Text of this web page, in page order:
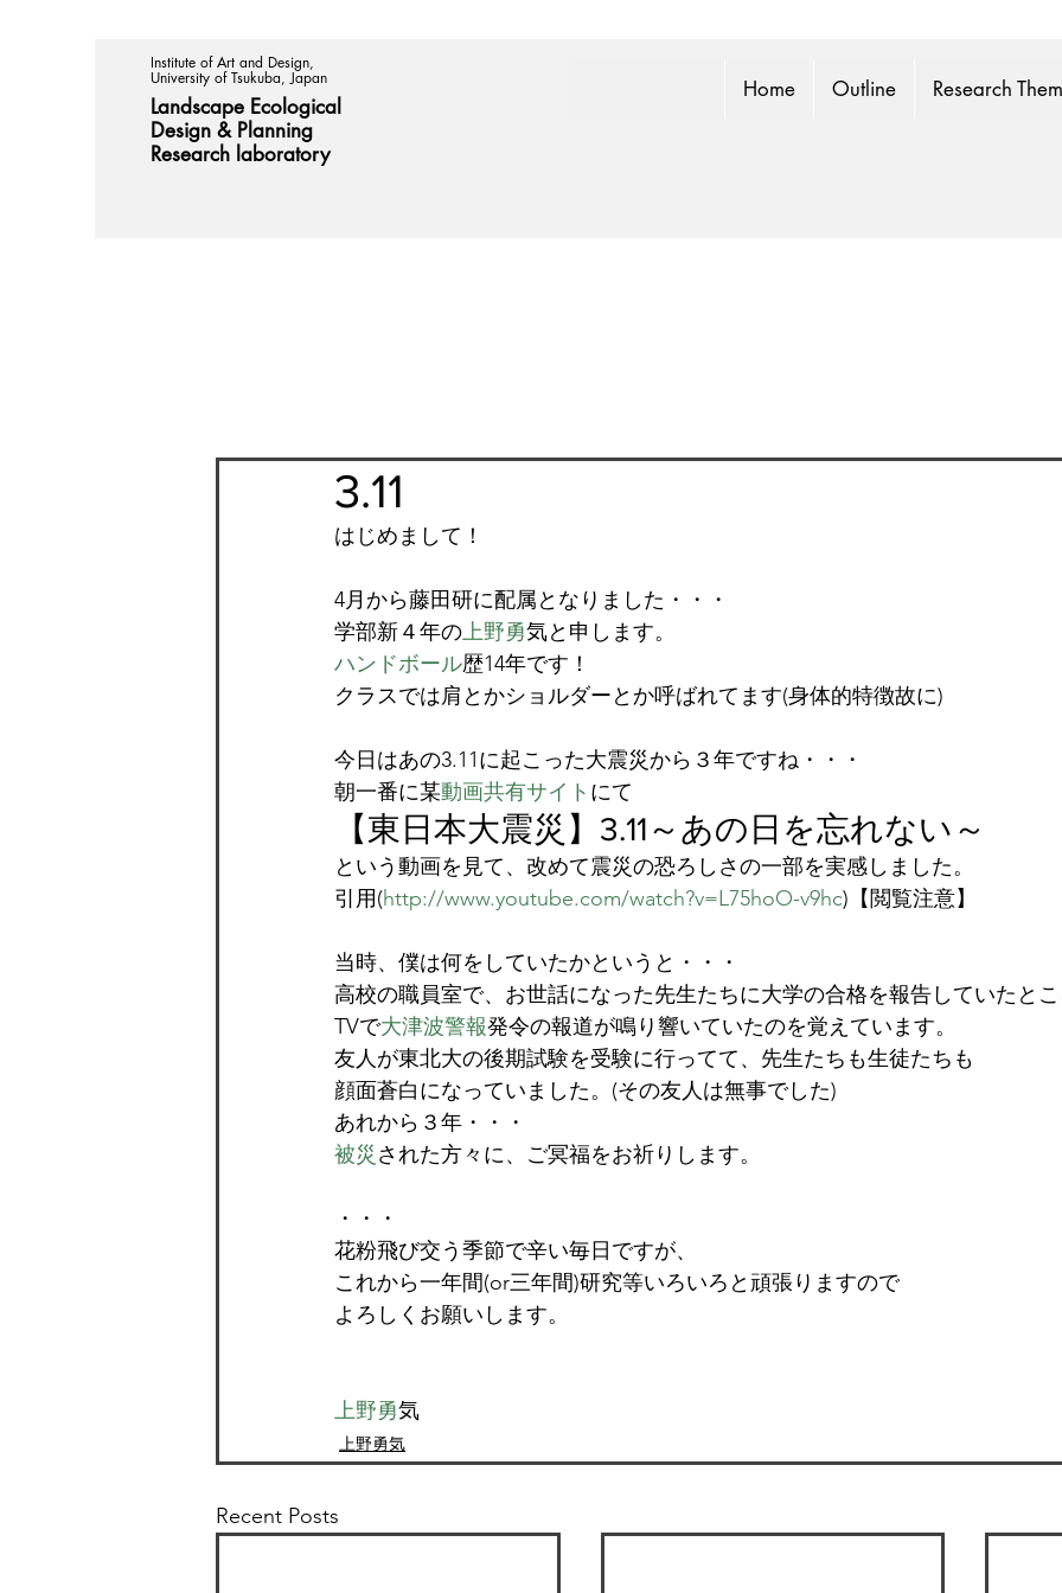
Institute of Art and Design,
University of Tsukuba, Japan
Landscape Ecological
Design & Planning
Research laboratory
Home Outline Research
3.11
はじめまして！
4月から藤田研に配属となりました・・・
学部新４年の上野勇気と申します。
ハンドボール歴14年です！
クラスでは肩とかショルダーとか呼ばれてます(身体的特徴故に)
今日はあの3.11に起こった大震災から３年ですね・・・
朝一番に某動画共有サイト にて
【東日本大震災 】3.11～あの日を忘れない～
という動画を見て、改めて震災の恐ろしさの一部を実感しました。
引用(http://www.youtube.com/watch?v=L75hoO-v9hc)【閲覧注意】
当時、僕は何をしていたかというと・・・
高校の職員室で、お世話になった先生たちに大学の合格を報告していたと
TVで大津波警報発令の報道が鳴り響いていたのを覚えています。
友人が東北大の後期試験を受験に行ってて、先生たちも生徒たちも
顔面蒼白になっていました。(その友人は無事でした)
あれから３年・・・
被災 された方々に、ご冥福をお祈りします。
・・・
花粉飛び交う季節で辛い毎日ですが、
これから一年間(or三年間)研究等いろいろと頑張りますので
よろしくお願いします。
上野勇気
上野勇気
Recent Posts